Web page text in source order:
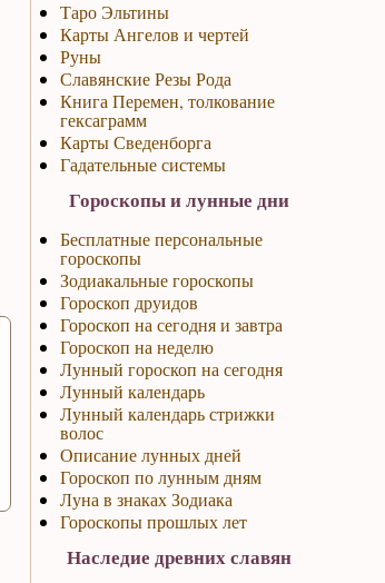
Таро Эльтины
Карты Ангелов и чертей
Руны
Славянские Резы Рода
Книга Перемен, толкование
гексаграмм
Карты Сведенборга
Гадательные системы
Гороскопы и лунные дни
Бесплатные персональные
гороскопы
Зодиакальные гороскопы
Гороскоп друидов
Гороскоп на сегодня и завтра
Гороскоп на неделю
Лунный гороскоп на сегодня
Лунный календарь
Лунный календарь стрижки
волос
Описание лунных дней
Гороскоп по лунным дням
Луна в знаках Зодиака
Гороскопы прошлых лет
Наследие древних славян